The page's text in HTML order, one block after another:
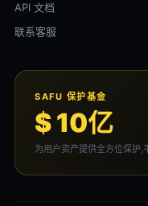
API 文档
联系客服
SAFU 保护基金
$ 10亿
为用户资产提供全方位保护,